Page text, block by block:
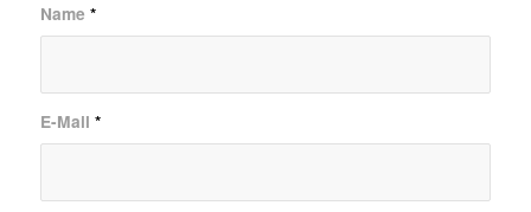
Name *
E-Mail *